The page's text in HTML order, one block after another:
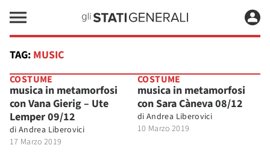
TAG: MUSIC
COSTUME
musica in metamorfosi
con Vana Gierig – Ute
Lemper 09/12
di Andrea Liberovici
17 Marzo 2019
COSTUME
musica in metamorfosi
con Sara Càneva 08/12
di Andrea Liberovici
10 Marzo 2019